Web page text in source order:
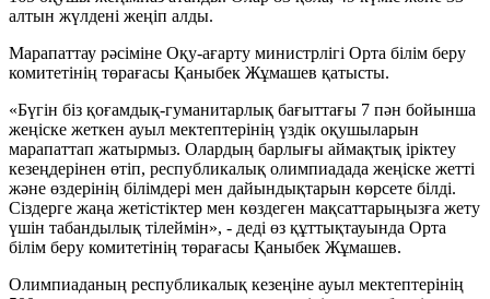
алтын жүлдені жеңіп алды.
Марапаттау рәсіміне Оқу-ағарту министрлігі Орта білім беру
комитетінің төрағасы Қаныбек Жұмашев қатысты.
«Бүгін біз қоғамдық-гуманитарлық бағыттағы 7 пән бойынша
жеңіске жеткен ауыл мектептерінің үздік оқушыларын
марапаттап жатырмыз. Олардың барлығы аймақтық іріктеу
кезеңдерінен өтіп, республикалық олимпиадада жеңіске жетті
және өздерінің білімдері мен дайындықтарын көрсете білді.
Сіздерге жаңа жетістіктер мен көздеген мақсаттарыңызға жету
үшін табандылық тілеймін», - деді өз құттықтауында Орта
білім беру комитетінің төрағасы Қаныбек Жұмашев.
Олимпиаданың республикалық кезеңіне ауыл мектептерінің